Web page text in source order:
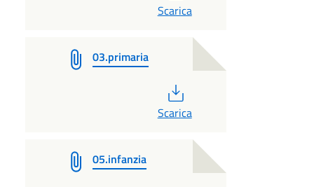
Scarica
03.primaria
Scarica
05.infanzia